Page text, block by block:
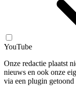
YouTube
Onze redactie plaatst
nieuws en ook onze
via een plugin getoond